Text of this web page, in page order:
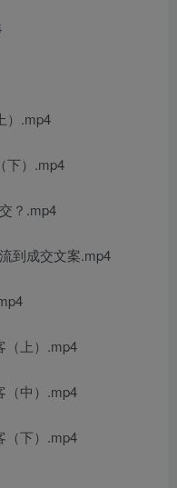
）.mp4
下）.mp4
？.mp4
到成交文案.mp4
（上）.mp4
（中）.mp4
（下）.mp4